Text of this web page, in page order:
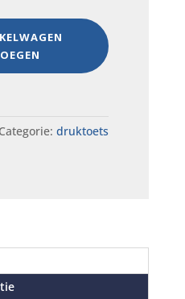
Categorie: druktoets